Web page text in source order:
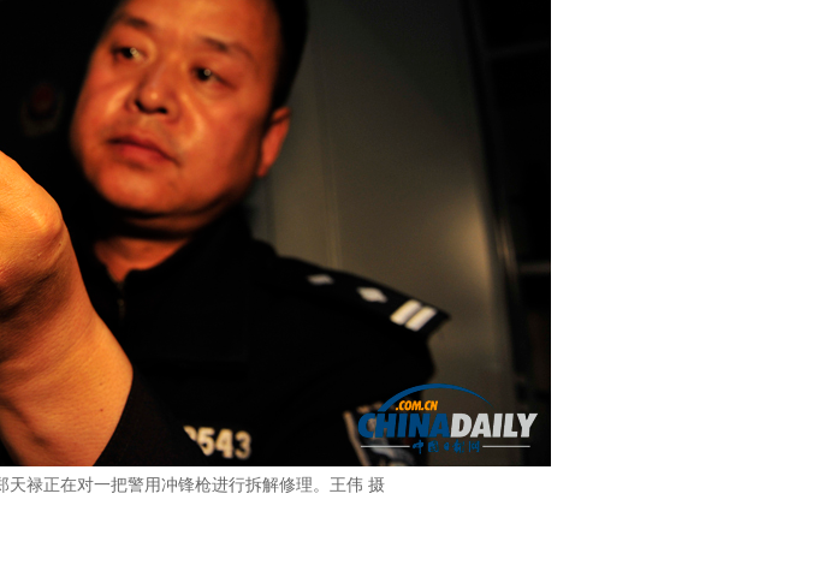
禄正在对一把警用冲锋枪进行拆解修理。王伟 摄